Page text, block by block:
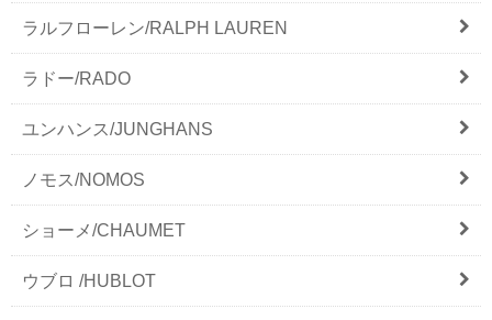
ラルフローレン/RALPH LAUREN
ラドー/RADO
ユンハンス/JUNGHANS
ノモス/NOMOS
ショーメ/CHAUMET
ウブロ /HUBLOT